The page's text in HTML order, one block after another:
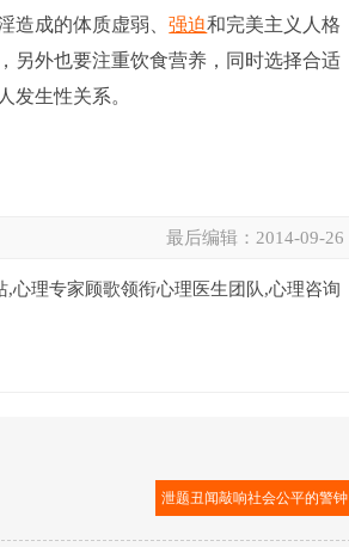
造成的体质虚弱、强迫和完美主义人格
另外也要注重饮食营养，同时选择合适
发生性关系。
最后编辑： 2014-09-26
心理专家顾歌领衔心理医生团队,心理咨询
泄题丑闻敲响社会公平的警钟